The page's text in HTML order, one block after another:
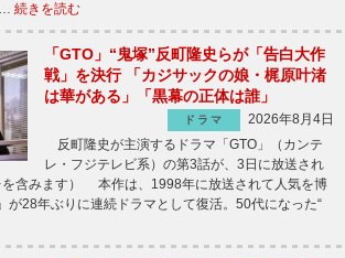
続きを読む
「GTO」“鬼塚”反町隆史らが「告白大作
戦」を決行 「カジサックの娘・梶原叶渚
は華がある」「黒幕の正体は誰」
ドラマ
2026年8月4日
反町隆史が主演するドラマ「GTO」（カンテ
レ・フジテレビ系）の第3話が、3日に放送され
を含みます） 本作は、1998年に放送されて人気を博
が28年ぶりに連続ドラマとして復活。50代になった“